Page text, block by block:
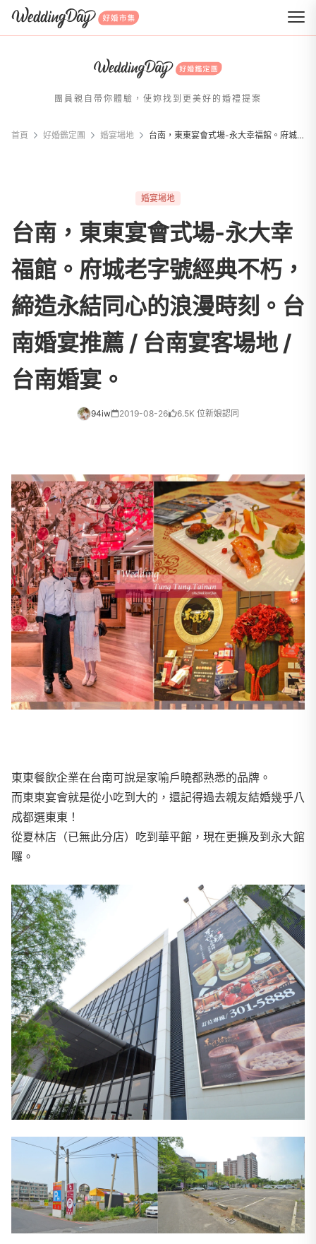
WeddingDay 好婚市集
團員親自帶你體驗，使妳找到更美好的婚禮提案
首頁 好婚鑑定團 婚宴場地 台南，東東宴會式場-永大幸福館。府城老字號經典不朽，締造永結同心的浪漫時刻。台南婚宴推薦 / 台南宴客場地 / 台南婚宴。
婚宴場地
台南，東東宴會式場-永大幸
福館。府城老字號經典不朽，
締造永結同心的浪漫時刻。台
南婚宴推薦 / 台南宴客場地 /
台南婚宴。
94iw 2019-08-26 6.5K 位新娘認同
東東餐飲企業在台南可說是家喻戶曉都熟悉的品牌。
而東東宴會就是從小吃到大的，還記得過去親友結婚幾乎八
成都選東東！
從夏林店（已無此分店）吃到華平館，現在更擴及到永大館
囉。